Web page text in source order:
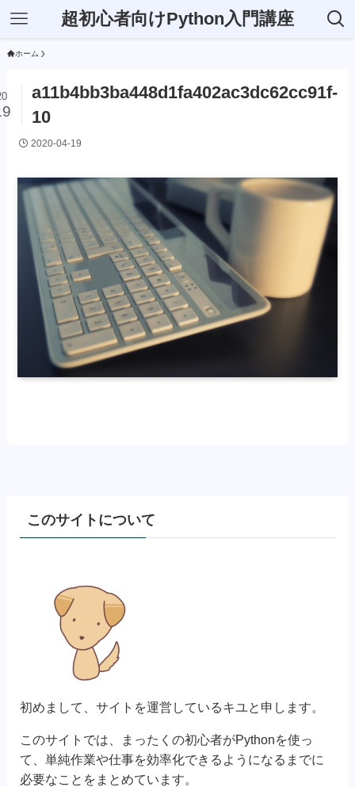
超初心者向けPython入門講座
ホーム
a11b4bb3ba448d1fa402ac3dc62cc91f-
10
2020-04-19
このサイトについて
初めまして、サイトを運営しているキユと申します。
このサイトでは、まったくの初心者がPythonを使っ
て、単純作業や仕事を効率化できるようになるまでに
必要なことをまとめています。